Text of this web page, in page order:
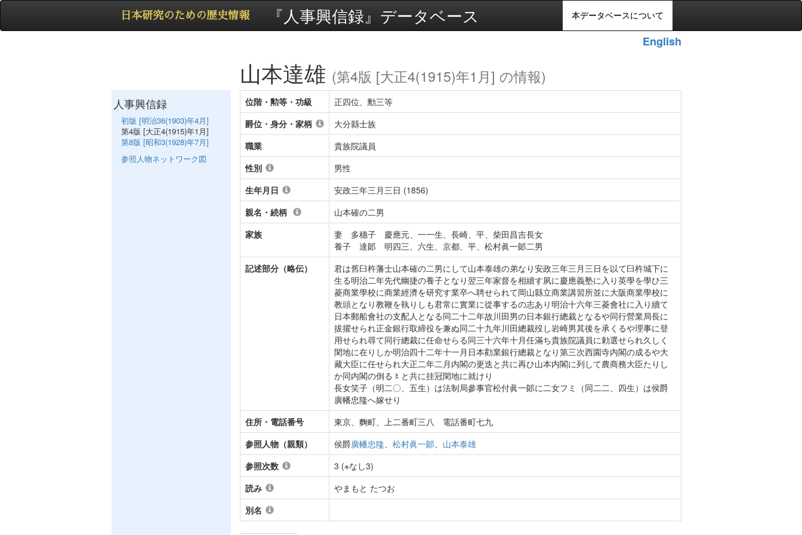
本データベースについて
日本研究のための歴史情報 『人事興信録』データベース
English
山本達雄 (第4版 [大正4(1915)年1月] の情報)
位階・勲等・功級
正四位、勳三等
爵位・身分・家柄
大分縣士族
職業
貴族院議員
性別
男性
生年月日
安政三年三月三日 (1856)
親名・続柄
山本確の二男
家族
妻 多穗子 慶應元、一一生、長崎、平、柴田昌吉長女
養子 達郞 明四三、六生、京都、平、松村眞一郞二男
記述部分（略伝）
君は舊臼杵藩士山本確の二男にして山本泰雄の弟なり安政三年三月三日を以て臼杵城下に
生る明治二年先代幽捷の養子となり翌三年家督を相續す夙に慶應義塾に入り英學を學ひ三
菱商業學校に商業經濟を研究す業卒へ聘せられて岡山縣立商業講習所並に大阪商業學校に
教頭となり教鞭を執りしも君常に實業に從事するの志あり明治十六年三菱會社に入り續て
日本郵船會社の支配人となる同二十二年故川田男の日本銀行總裁となるや同行營業局長に
拔擢せられ正金銀行取締役を兼ぬ同二十九年川田總裁歿し岩崎男其後を承くるや理事に登
用せられ尋て同行總裁に任命せらる同三十六年十月任滿ち貴族院議員に勅選せられ久しく
閑地に在りしか明治四十二年十一月日本勸業銀行總裁となり第三次西園寺内閣の成るや大
藏大臣に任せられ大正二年二月内閣の更迭と共に再ひ山本内閣に列して農商務大臣たりし
か同内閣の倒る〻と共に挂冠閑地に就けり
長女笑子（明二〇、五生）は法制局參事官松付眞一郞に二女フミ（同二二、四生）は侯爵
廣幡忠隆へ嫁せり
住所・電話番号
東京、麴町、上二番町三八 電話番町七九
参照人物（親類）
侯爵廣幡忠隆、 松村眞一郞、 山本泰雄
参照次数
3 (※なし3)
読み
やまもと たつお
別名
人事興信録
初版 [明治36(1903)年4月]
第4版 [大正4(1915)年1月]
第8版 [昭和3(1928)年7月]
参照人物ネットワーク図